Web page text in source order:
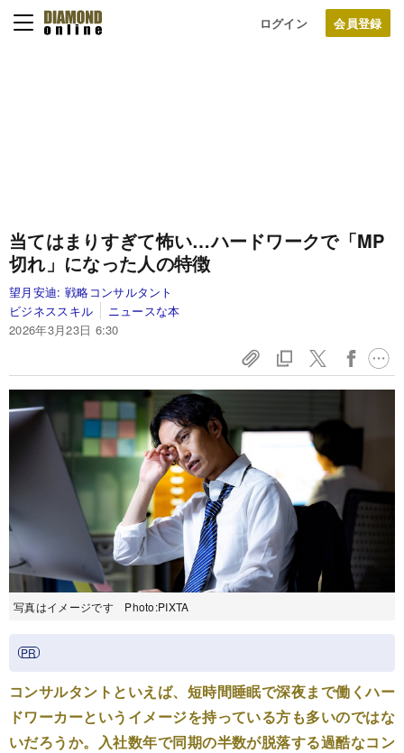
ログイン
当てはまりすぎて怖い…ハードワークで「MP
切れ」になった人の特徴
望月安迪: 戦略コンサルタント
ビジネススキル
ニュースな本
2026年3月23日 6:30
写真はイメージです Photo:PIXTA
コンサルタントといえば、短時間睡眠で深夜まで働くハー
ドワーカーというイメージを持っている方も多いのではな
いだろうか。入社数年で同期の半数が脱落する過酷なコン